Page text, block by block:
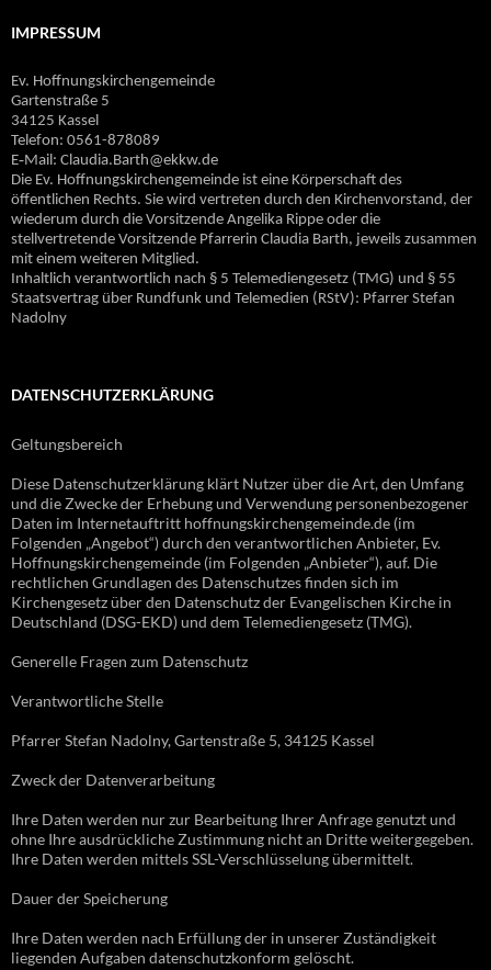
IMPRESSUM
Ev. Hoffnungskirchengemeinde
Gartenstraße 5
34125 Kassel
Telefon: 0561-878089
E‐Mail: Claudia.Barth@ekkw.de
Die Ev. Hoffnungskirchengemeinde ist eine Körperschaft des
öffentlichen Rechts. Sie wird vertreten durch den Kirchenvorstand, der
wiederum durch die Vorsitzende Angelika Rippe oder die
stellvertretende Vorsitzende Pfarrerin Claudia Barth, jeweils zusammen
mit einem weiteren Mitglied.
Inhaltlich verantwortlich nach § 5 Telemediengesetz (TMG) und § 55
Staatsvertrag über Rundfunk und Telemedien (RStV): Pfarrer Stefan
Nadolny
DATENSCHUTZERKLÄRUNG
Geltungsbereich
Diese Datenschutzerklärung klärt Nutzer über die Art, den Umfang
und die Zwecke der Erhebung und Verwendung personenbezogener
Daten im Internetauftritt hoffnungskirchengemeinde.de (im
Folgenden „Angebot“) durch den verantwortlichen Anbieter, Ev.
Hoffnungskirchengemeinde (im Folgenden „Anbieter“), auf. Die
rechtlichen Grundlagen des Datenschutzes finden sich im
Kirchengesetz über den Datenschutz der Evangelischen Kirche in
Deutschland (DSG-EKD) und dem Telemediengesetz (TMG).
Generelle Fragen zum Datenschutz
Verantwortliche Stelle
Pfarrer Stefan Nadolny, Gartenstraße 5, 34125 Kassel
Zweck der Datenverarbeitung
Ihre Daten werden nur zur Bearbeitung Ihrer Anfrage genutzt und
ohne Ihre ausdrückliche Zustimmung nicht an Dritte weitergegeben.
Ihre Daten werden mittels SSL-Verschlüsselung übermittelt.
Dauer der Speicherung
Ihre Daten werden nach Erfüllung der in unserer Zuständigkeit
liegenden Aufgaben datenschutzkonform gelöscht.